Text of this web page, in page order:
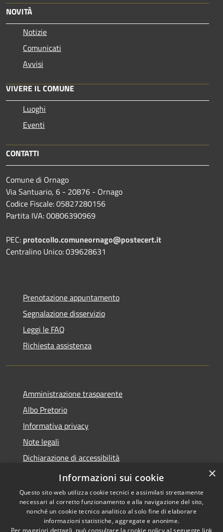
NOVITÀ
Notizie
Comunicati
Avvisi
VIVERE IL COMUNE
Luoghi
Eventi
CONTATTI
Comune di Ornago
Via Santuario, 6 - 20876 - Ornago
Codice Fiscale: 05827280156
Partita IVA: 00806390969
PEC: protocollo.comuneornago@postecert.it
Centralino Unico: 039628631
Prenotazione appuntamento
Segnalazione disservizio
Leggi le FAQ
Richiesta assistenza
Amministrazione trasparente
Albo Pretorio
Informativa privacy
Note legali
Dichiarazione di accessibilità
Obiettivi di accessibilità
Copyright © 2026 • Comune di
×
Informazioni sui cookie
Questo sito web utilizza cookie tecnici e assimilati strettamente
necessari al corretto funzionamento e alla navigazione del sito,
nonché un cookie tecnico analitico al solo fine di elaborare
informazioni statistiche, aggregate e anonime.
Per maggiori dettagli, può consultare la cookie policy al seguente link